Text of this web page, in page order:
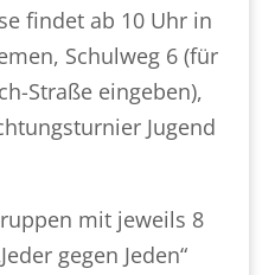
findet ab 10 Uhr in
Schulweg 6 (für
Straße eingeben),
Jugend
mit jeweils 8
gegen Jeden“